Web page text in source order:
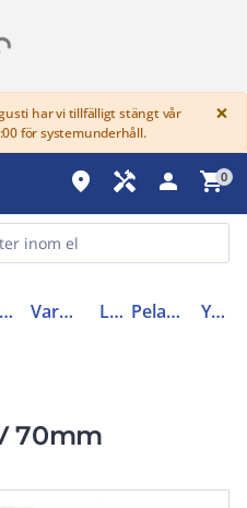
har vi tillfälligt stängt vår
för systemunderhåll.
×
place handyman person shopping_cart0
och batterier Varningsljus och ljud Ljustorn Pelarljus/ljusmoduler Y7-171462
70mm